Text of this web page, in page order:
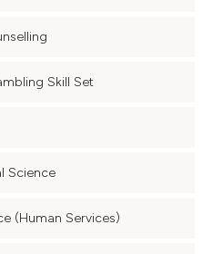
Skill Set
Science
(Human Services)